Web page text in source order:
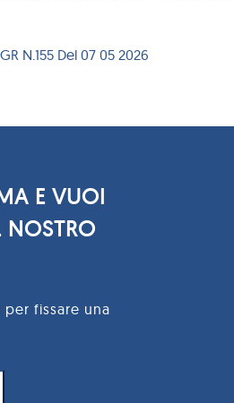
N.155 Del 07 05 2026
E VUOI
NOSTRO
fissare una